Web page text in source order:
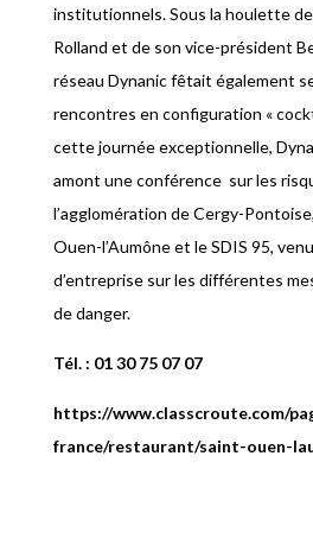
institutionnels.Sous la houlette
Rolland et de son vice-président
réseau Dynanic fêtait également
rencontres en configuration «
cette journée exceptionnelle,
amont une conférence sur les
l’agglomération de Cergy-
Ouen-l’Aumône et le SDIS 95,
d’entreprise sur les différentes
de danger.
Tél. : 01 30 75 07 07
https://www.classcroute.com/
france/restaurant/saint-ouen-